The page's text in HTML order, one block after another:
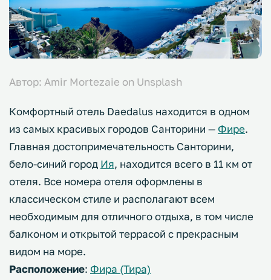
Автор: Amir Mortezaie on Unsplash
Комфортный отель Daedalus находится в одном
из самых красивых городов Санторини — Фире.
Главная достопримечательность Санторини,
бело-синий город Ия, находится всего в 11 км от
отеля. Все номера отеля оформлены в
классическом стиле и располагают всем
необходимым для отличного отдыха, в том числе
балконом и открытой террасой с прекрасным
видом на море.
Расположение: Фира (Тира)